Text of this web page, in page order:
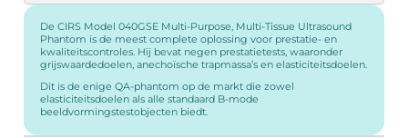
De CIRS Model 040GSE Multi-Purpose, Multi-Tissue Ultrasound
Phantom is de meest complete oplossing voor prestatie- en
kwaliteitscontroles. Hij bevat negen prestatietests, waaronder
grijswaardedoelen, anechoïsche trapmassa’s en elasticiteitsdoelen.
Dit is de enige QA-phantom op de markt die zowel
elasticiteitsdoelen als alle standaard B-mode
beeldvormingstestobjecten biedt.